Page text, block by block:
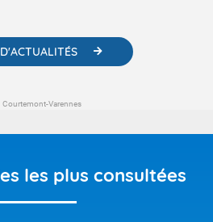
Courtemont-Varennes
les plus consultées